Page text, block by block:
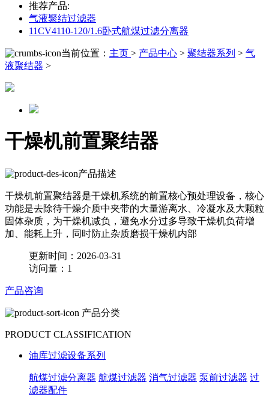
推荐产品:
气液聚结过滤器
11CV4110-120/1.6卧式航煤过滤分离器
当前位置： 主页 > 产品中心 > 聚结器系列 > 气
液聚结器 >
干燥机前置聚结器
产品描述
干燥机前置聚结器是干燥机系统的前置核心预处理设备，核心
功能是去除待干燥介质中夹带的大量游离水、冷凝水及大颗粒
固体杂质，为干燥机减负，避免水分过多导致干燥机负荷增
加、能耗上升，同时防止杂质磨损干燥机内部
更新时间：2026-03-31
访问量：1
产品咨询
产品分类
PRODUCT CLASSIFICATION
油库过滤设备系列
航煤过滤分离器 航煤过滤器 消气过滤器 泵前过滤器 过
滤器配件